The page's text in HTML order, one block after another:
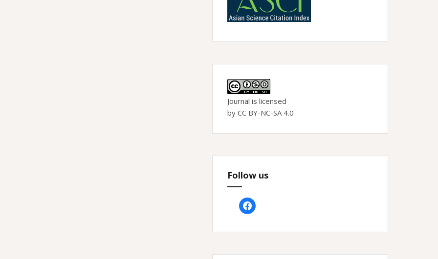
Journal is licensed
by CC BY-NC-SA 4.0
Follow us
facebook